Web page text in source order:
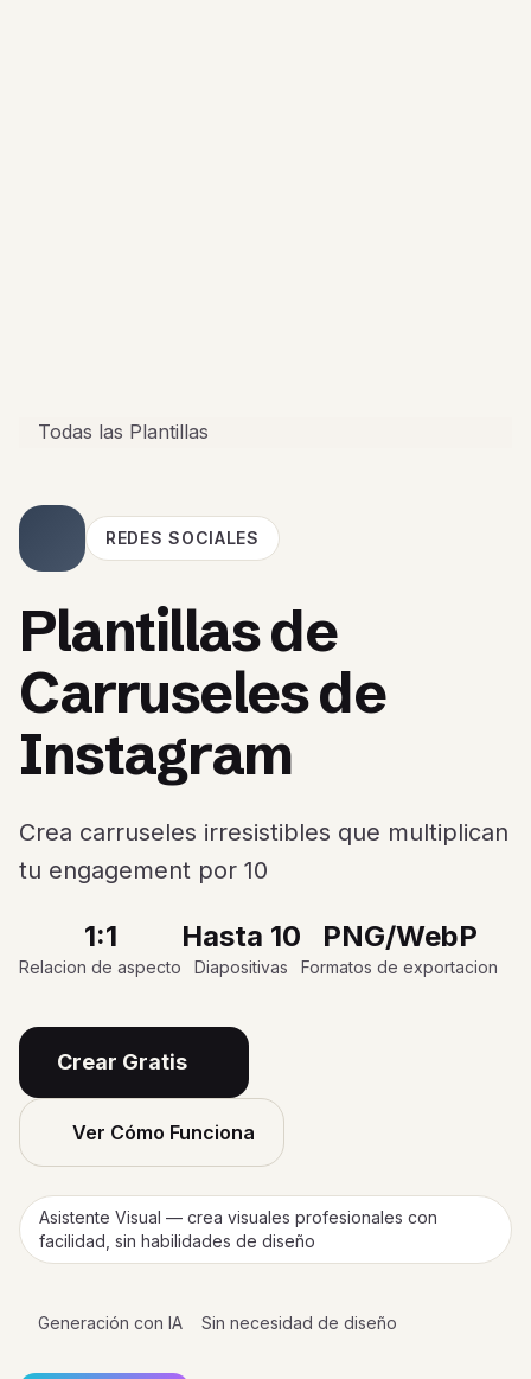
Todas las Plantillas
REDES SOCIALES
Plantillas de
Carruseles de
Instagram
Crea carruseles irresistibles que multiplican
tu engagement por 10
1:1
Relacion de aspecto
Hasta 10
Diapositivas
PNG/WebP
Formatos de exportacion
Crear Gratis
Ver Cómo Funciona
Asistente Visual — crea visuales profesionales con
facilidad, sin habilidades de diseño
Generación con IA Sin necesidad de diseño